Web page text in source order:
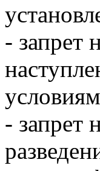
- запрет
- запрет